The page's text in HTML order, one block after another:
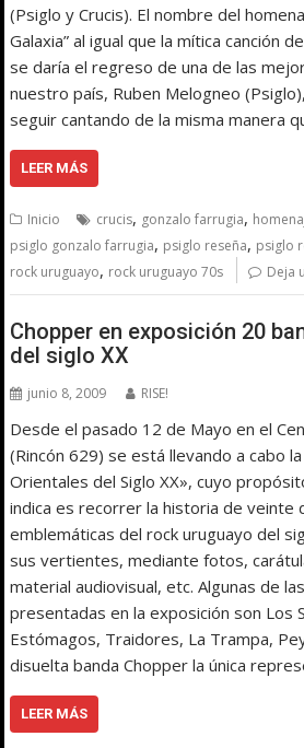
(Psiglo y Crucis). El nombre del
Galaxia” al igual que la mítica canción
se daría el regreso de una de las
nuestro país, Ruben Melogneo
seguir cantando de la misma manera
LEER MÁS
Inicio crucis, gonzalo farrugia,
psiglo gonzalo farrugia, psiglo reseña, psiglo
rock uruguayo, rock uruguayo 70s Deja
Chopper en exposición 20
del siglo XX
junio 8, 2009 RISE!
Desde el pasado 12 de Mayo en el
(Rincón 629) se está llevando a cabo
Orientales del Siglo XX», cuyo
indica es recorrer la historia de veinte
emblemáticas del rock uruguayo del
sus vertientes, mediante fotos,
material audiovisual, etc. Algunas de
presentadas en la exposición son Los
Estómagos, Traidores, La Trampa,
disuelta banda Chopper la única
LEER MÁS